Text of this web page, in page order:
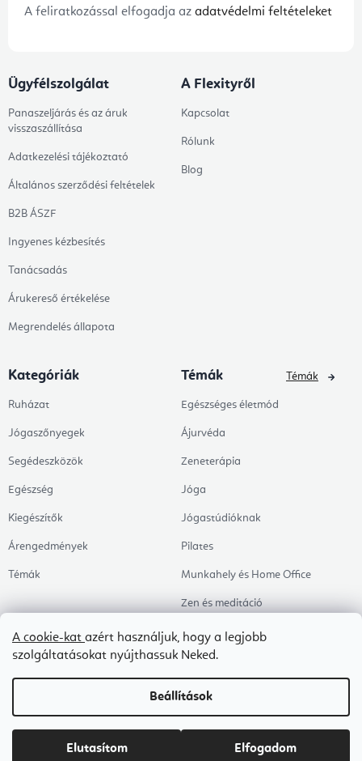
A cookie-kat azért használjuk, hogy a legjobb
szolgáltatásokat nyújthassuk Neked.
Beállítások
Elutasítom Elfogadom
A feliratkozással elfogadja az adatvédelmi feltételeket
Ügyfélszolgálat
Panaszeljárás és az áruk
visszaszállítása
Adatkezelési tájékoztató
Általános szerződési feltételek
B2B ÁSZF
Ingyenes kézbesítés
Tanácsadás
Árukereső értékelése
Megrendelés állapota
A Flexityről
Kapcsolat
Rólunk
Blog
Kategóriák
Ruházat
Jógaszőnyegek
Segédeszközök
Egészség
Kiegészítők
Árengedmények
Témák
Témák
Egészséges életmód
Ájurvéda
Zeneterápia
Jóga
Jógastúdióknak
Pilates
Munkahely és Home Office
Zen és meditáció
Aromaterápia
Egészséges alvás
Kedvenceink
Témák
Shoptet Premium készítette
Copyright 2026Flexity. Minden jog fenntartva.Süti beállítások szerkesztése